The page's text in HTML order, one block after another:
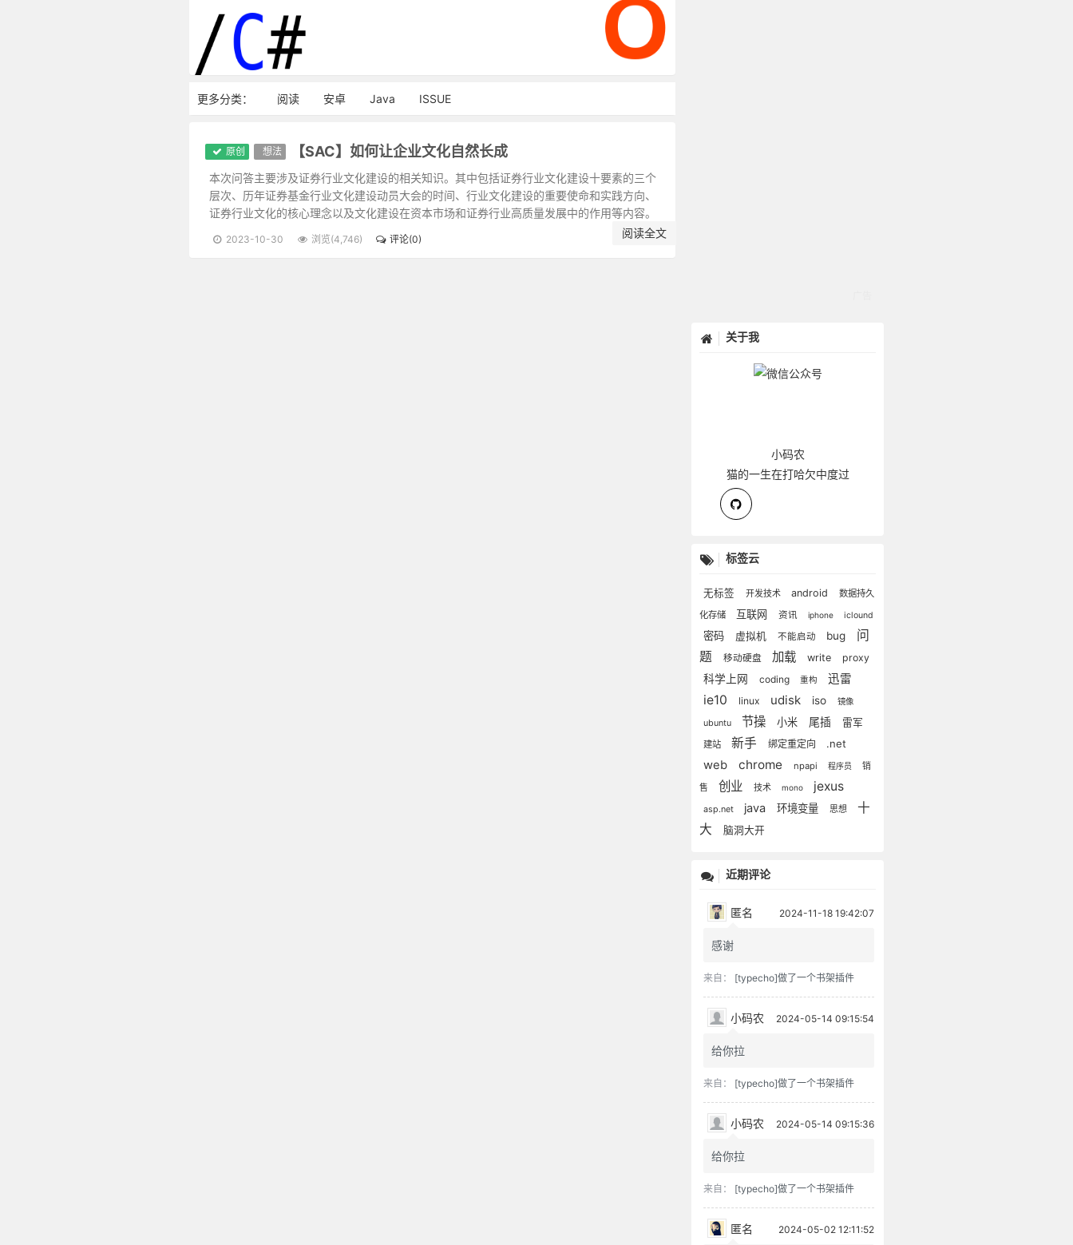
更多分类： 阅读 安卓 Java ISSUE
原创 想法 【SAC】如何让企业文化自然长成
本次问答主要涉及证券行业文化建设的相关知识。其中包括证券行业文化建设十要素的三个
层次、历年证券基金行业文化建设动员大会的时间、行业文化建设的重要使命和实践方向、
证券行业文化的核心理念以及文化建设在资本市场和证券行业高质量发展中的作用等内容。
2023-10-30 浏览(4,746) 评论(0) 阅读全文
关于我
小码农
猫的一生在打哈欠中度过
标签云
无标签 开发技术 android
数据持久
化存储
互联网 资讯 iphone iclound
密码 虚拟机 不能启动 bug
问
题
移动硬盘 加载 write proxy
科学上网 coding 重构 迅雷
ie10 linux udisk iso 镜像
ubuntu 节操 小米 尾插 雷军
建站 新手 绑定重定向 .net
web chrome npapi 程序员
销
售
创业 技术 mono jexus
asp.net java 环境变量 思想
十
大
脑洞大开
近期评论
匿名 2024-11-18 19:42:07
感谢
来自： [typecho]做了一个书架插件
小码农 2024-05-14 09:15:54
给你拉
来自： [typecho]做了一个书架插件
小码农 2024-05-14 09:15:36
给你拉
来自： [typecho]做了一个书架插件
匿名 2024-05-02 12:11:52